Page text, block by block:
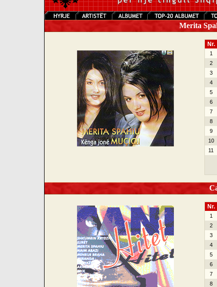
Merita
Nr.
1
2
3
4
5
6
7
8
9
10
11
Nr.
1
2
3
4
5
6
7
8